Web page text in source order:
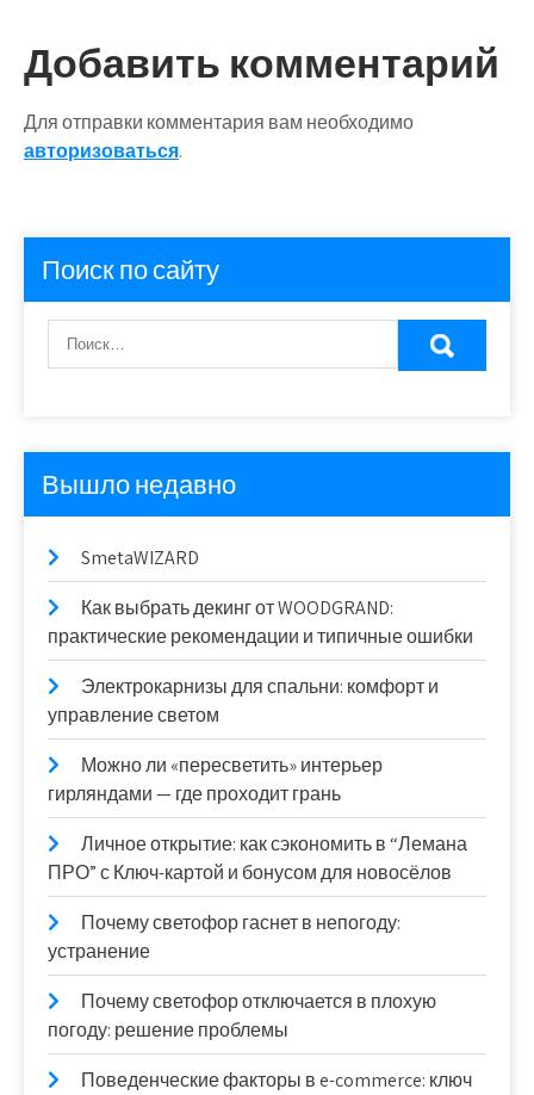
Добавить комментарий
Для отправки комментария вам необходимо
авторизоваться.
Поиск по сайту
Вышло недавно
SmetaWIZARD
Как выбрать декинг от WOODGRAND:
практические рекомендации и типичные ошибки
Электрокарнизы для спальни: комфорт и
управление светом
Можно ли «пересветить» интерьер
гирляндами — где проходит грань
Личное открытие: как сэкономить в “Лемана
ПРО” с Ключ-картой и бонусом для новосёлов
Почему светофор гаснет в непогоду:
устранение
Почему светофор отключается в плохую
погоду: решение проблемы
Поведенческие факторы в e-commerce: ключ